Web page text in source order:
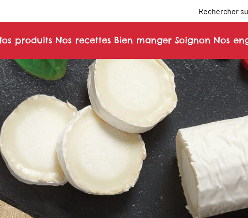
Rechercher
produits Nos recettes Bien manger Soignon Nos